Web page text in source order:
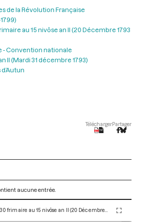
de la Révolution Française
au 15 nivôse an II (20 Décembre 1793
- Convention nationale
II (Mardi 31 décembre 1793)
TéléchargerPartager
aucune entrée.